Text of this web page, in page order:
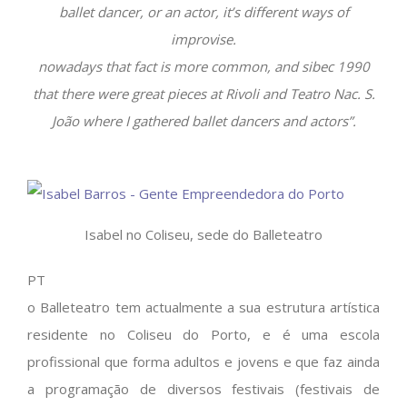
ballet dancer, or an actor, it’s different ways of
improvise.
nowadays that fact is more common, and sibec 1990
that there were great pieces at Rivoli and Teatro Nac. S.
João where I gathered ballet dancers and actors”.
Isabel no Coliseu, sede do Balleteatro
PT
o Balleteatro tem actualmente a sua estrutura artística
residente no Coliseu do Porto, e é uma escola
profissional que forma adultos e jovens e que faz ainda
a programação de diversos festivais (festivais de